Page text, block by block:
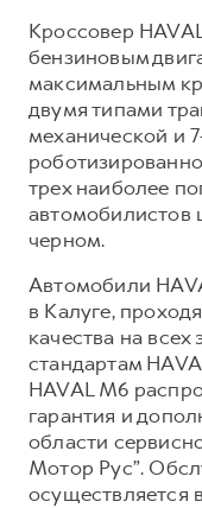
Кроссовер
бензиновым
максимальным
двумя типами
механической и
трех наиболее
автомобилистов
черном.
Автомобили
в Калуге,
качества на
стандартам
HAVAL M6
гарантия и
области
Мотор Рус”.
осуществляется